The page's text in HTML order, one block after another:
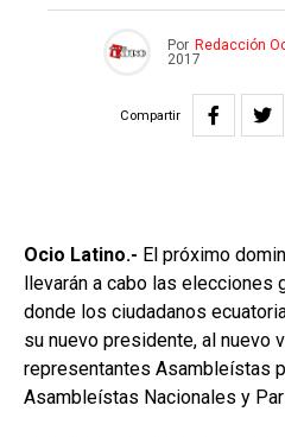
Por Redacción
2017
Compartir
Ocio Latino.- El próximo
llevarán a cabo las elecciones
donde los ciudadanos
su nuevo presidente, al nuevo
representantes Asambleístas
Asambleístas Nacionales y